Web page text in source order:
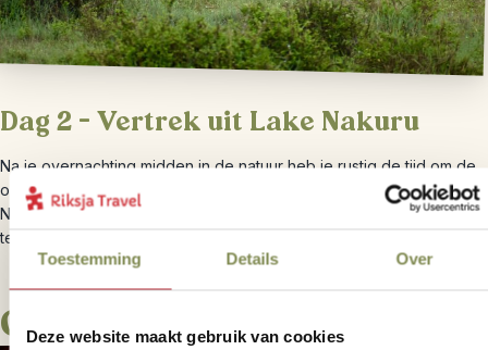
Toestemming Details Over
Deze website maakt gebruik van cookies
Dag 2 – Vertrek uit Lake Nakuru
Na je overnachting midden in de natuur heb je rustig de tijd om de
omgeving in je op te nemen. Na het ontbijt vertrek je weer uit Lake
Nakuru en reis je verder naar Lake Naivasha, de Masai Mara of
terug naar Nairobi.
Onze slaapplekken